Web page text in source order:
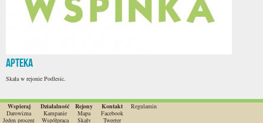
Apteka
Skała w rejonie Podlesic.
Wspieraj
Darowizna
Jeden procent
Działalność
Kampanie
Współpraca
Rejony
Mapa
Skały
Kontakt
Facebook
Tweeter
Regulamin